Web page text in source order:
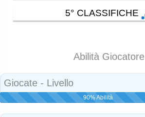
5° CLASSIFICHE
Abilità Giocatore
Giocate - Livello
90% Abilità